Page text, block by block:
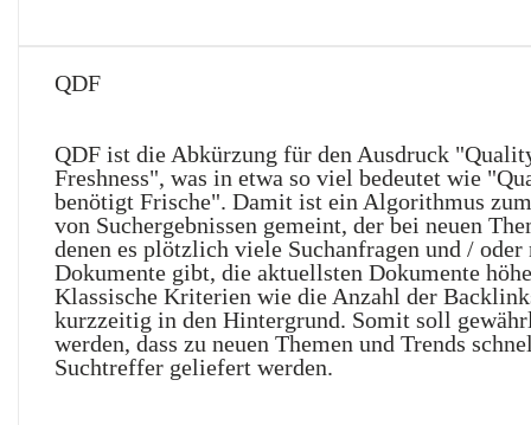
QDF
QDF ist die Abkürzung für den Ausdruck
Freshness", was in etwa so viel bedeutet wie
benötigt Frische". Damit ist ein Algorithmus
von Suchergebnissen gemeint, der bei neuen
denen es plötzlich viele Suchanfragen und / oder
Dokumente gibt, die aktuellsten Dokumente
Klassische Kriterien wie die Anzahl der
kurzzeitig in den Hintergrund. Somit soll
werden, dass zu neuen Themen und Trends
Suchtreffer geliefert werden.